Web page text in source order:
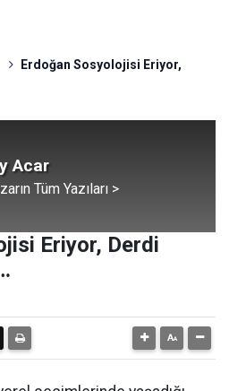
Erdoğan Sosyolojisi Eriyor,
Acar
Tüm Yazıları >
Eriyor, Derdi